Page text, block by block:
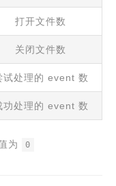
打开文件数
关闭文件数
试处理的 event 数
功处理的 event 数
为 0